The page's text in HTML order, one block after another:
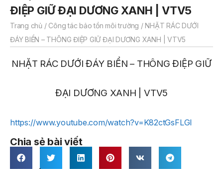
ĐIỆP GIỮ ĐẠI DƯƠNG XANH | VTV5
Trang chủ / Công tác bảo tồn môi trường / NHẶT RÁC DƯỚI
ĐÁY BIỂN – THÔNG ĐIỆP GIỮ ĐẠI DƯƠNG XANH | VTV5
NHẶT RÁC DƯỚI ĐÁY BIỂN – THÔNG ĐIỆP GIỮ
ĐẠI DƯƠNG XANH | VTV5
https://www.youtube.com/watch?v=K82ctGsFLGI
Chia sẻ bài viết